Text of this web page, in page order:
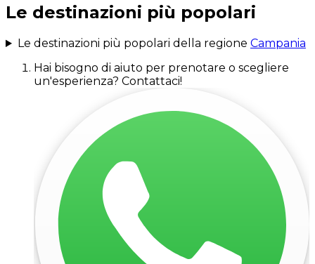
Le destinazioni più popolari
Le destinazioni più popolari della regione Campania
Hai bisogno di aiuto per prenotare o scegliere
un'esperienza? Contattaci!